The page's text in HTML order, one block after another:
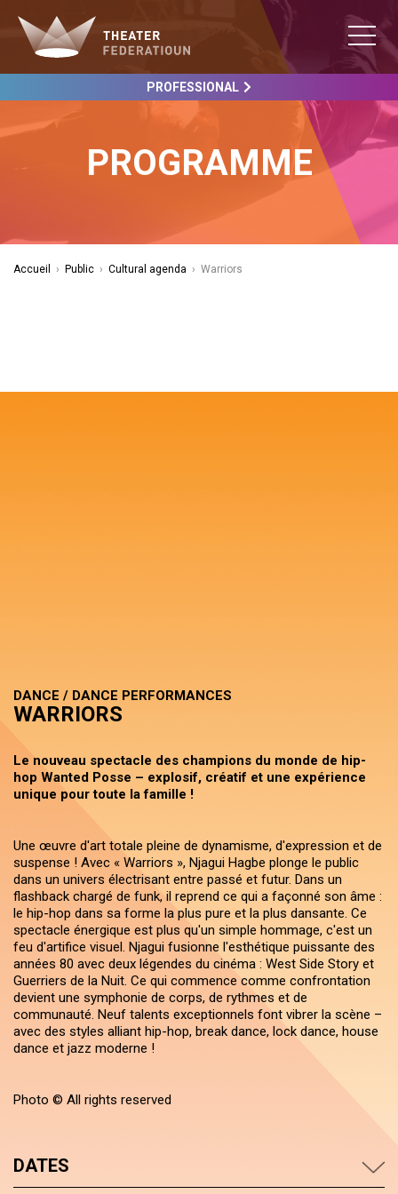
PROFESSIONAL
PROGRAMME
Accueil › Public › Cultural agenda › Warriors
DANCE / DANCE PERFORMANCES
WARRIORS
Le nouveau spectacle des champions du monde de hip-
hop Wanted Posse – explosif, créatif et une expérience
unique pour toute la famille !
Une œuvre d'art totale pleine de dynamisme, d'expression et de
suspense ! Avec « Warriors », Njagui Hagbe plonge le public
dans un univers électrisant entre passé et futur. Dans un
flashback chargé de funk, il reprend ce qui a façonné son âme :
le hip-hop dans sa forme la plus pure et la plus dansante. Ce
spectacle énergique est plus qu'un simple hommage, c'est un
feu d'artifice visuel. Njagui fusionne l'esthétique puissante des
années 80 avec deux légendes du cinéma : West Side Story et
Guerriers de la Nuit. Ce qui commence comme confrontation
devient une symphonie de corps, de rythmes et de
communauté. Neuf talents exceptionnels font vibrer la scène –
avec des styles alliant hip-hop, break dance, lock dance, house
dance et jazz moderne !
Photo © All rights reserved
DATES